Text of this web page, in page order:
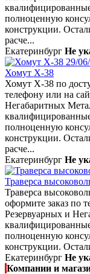
полноценную
конструкции.
расче...
Екатеринбург Не
29/
Хомут Х-38
Хомут Х-38 по
телефону или на
Негабаритных
полноценную
конструкции.
расче...
Екатеринбург Не
Траверса
Траверса
оформите заказ по
Резервуарных и
полноценную
конструкции.
Екатеринбург Не
Компании и